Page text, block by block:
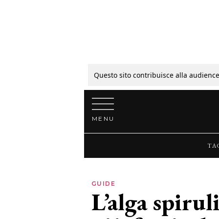
Questo sito contribuisce alla
Vai al contenuto
MENU
GUIDE
L’alga